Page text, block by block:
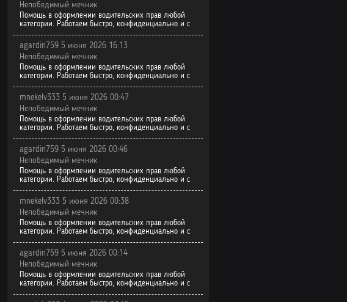
Непобедимый мечник
Помощь в оформлении водительских прав любой
категории. Работаем быстро, конфиденциально и с
agardin759 5 июня 2026 16:13
Непобедимый мечник
Помощь в оформлении водительских прав любой
категории. Работаем быстро, конфиденциально и с
mnekelv333 5 июня 2026 00:47
Непобедимый мечник
Помощь в оформлении водительских прав любой
категории. Работаем быстро, конфиденциально и с
agardin759 5 июня 2026 00:46
Непобедимый мечник
Помощь в оформлении водительских прав любой
категории. Работаем быстро, конфиденциально и с
mnekelv333 5 июня 2026 00:38
Непобедимый мечник
Помощь в оформлении водительских прав любой
категории. Работаем быстро, конфиденциально и с
agardin759 5 июня 2026 00:14
Непобедимый мечник
Помощь в оформлении водительских прав любой
категории. Работаем быстро, конфиденциально и с